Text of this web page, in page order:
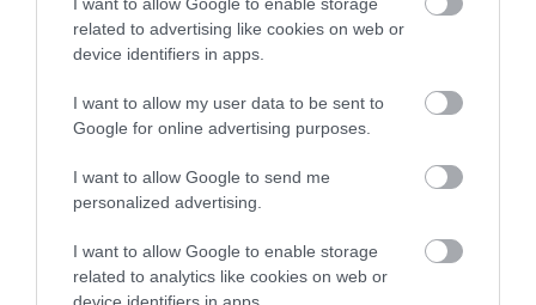
related to advertising like cookies on web or
device identifiers in apps.
I want to allow my user data to be sent to
Google for online advertising purposes.
I want to allow Google to send me
personalized advertising.
I want to allow Google to enable storage
related to analytics like cookies on web or
device identifiers in apps.